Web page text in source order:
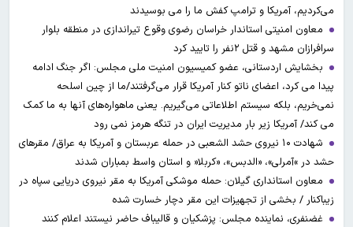
می‌کردیم، آمریکا و ترامپ کفش ما را می بوسیدند
معاون امنیتی استاندار خراسان رضوی وقوع تیراندازی در منطقه بلوار
سرافرازان مشهد و قتل ۲نفر را تایید کرد
بخشایش اردستانی، عضو کمیسیون امنیت ملی مجلس: اگر جنگ ادامه
پیدا می کرد، اعضای ناتو کنار آمریکا قرار می‌گرفتند/ما از چین اسلحه
نمی‌خریم، بلکه سیستم اطلاعاتی می‌گیریم. یعنی ماهواره‌های آنها به ما کمک
می کند/ آمریکا زیر بار مدیریت ایران در تنگه هرمز نمی رود
شهادت ۱۰ نیروی حشد الشعبی در حمله عربستان و آمریکا به عراق/ مقرهای
حشد در »آمرلی»، «الدبس»، «کربلا« و استان واسط بمباران شدند
معاون استانداری گیلان: حمله موشکی آمریکا به مقر نیروی دریایی سپاه در
زیباکنار / بخشی از تجهیزات این مقر دچار خسارت شده
غضنفری، نماینده مجلس: پزشکیان و قالیباف حاضر نیستند اعلام کنند